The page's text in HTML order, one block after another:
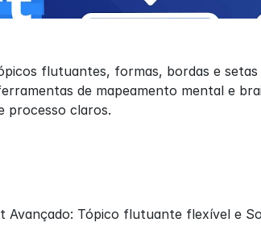
flutuantes, formas, bordas e
de mapeamento mental e
processo claros.
Avançado: Tópico flutuante flexível e